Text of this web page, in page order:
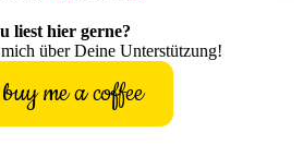
liest hier gerne?
über Deine Unterstützung!
buy me a coffee